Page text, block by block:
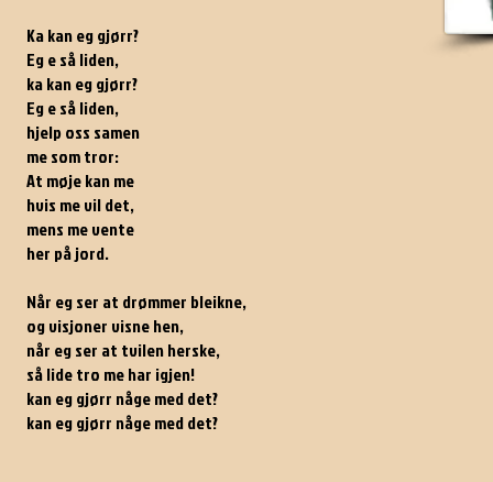
Ka kan eg gjørr?
Eg e så liden,
ka kan eg gjørr?
Eg e så liden,
hjelp oss samen
me som tror:
At møje kan me
hvis me vil det,
mens me vente
her på jord.
Når eg ser at drømmer bleikne,
og visjoner visne hen,
når eg ser at tvilen herske,
så lide tro me har igjen!
kan eg gjørr någe med det?
kan eg gjørr någe med det?